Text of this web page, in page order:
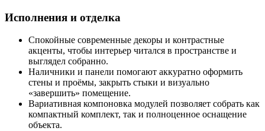
Исполнения и отделка
Спокойные современные декоры и контрастные
акценты, чтобы интерьер читался в пространстве и
выглядел собранно.
Наличники и панели помогают аккуратно оформить
стены и проёмы, закрыть стыки и визуально
«завершить» помещение.
Вариативная компоновка модулей позволяет собрать как
компактный комплект, так и полноценное оснащение
объекта.